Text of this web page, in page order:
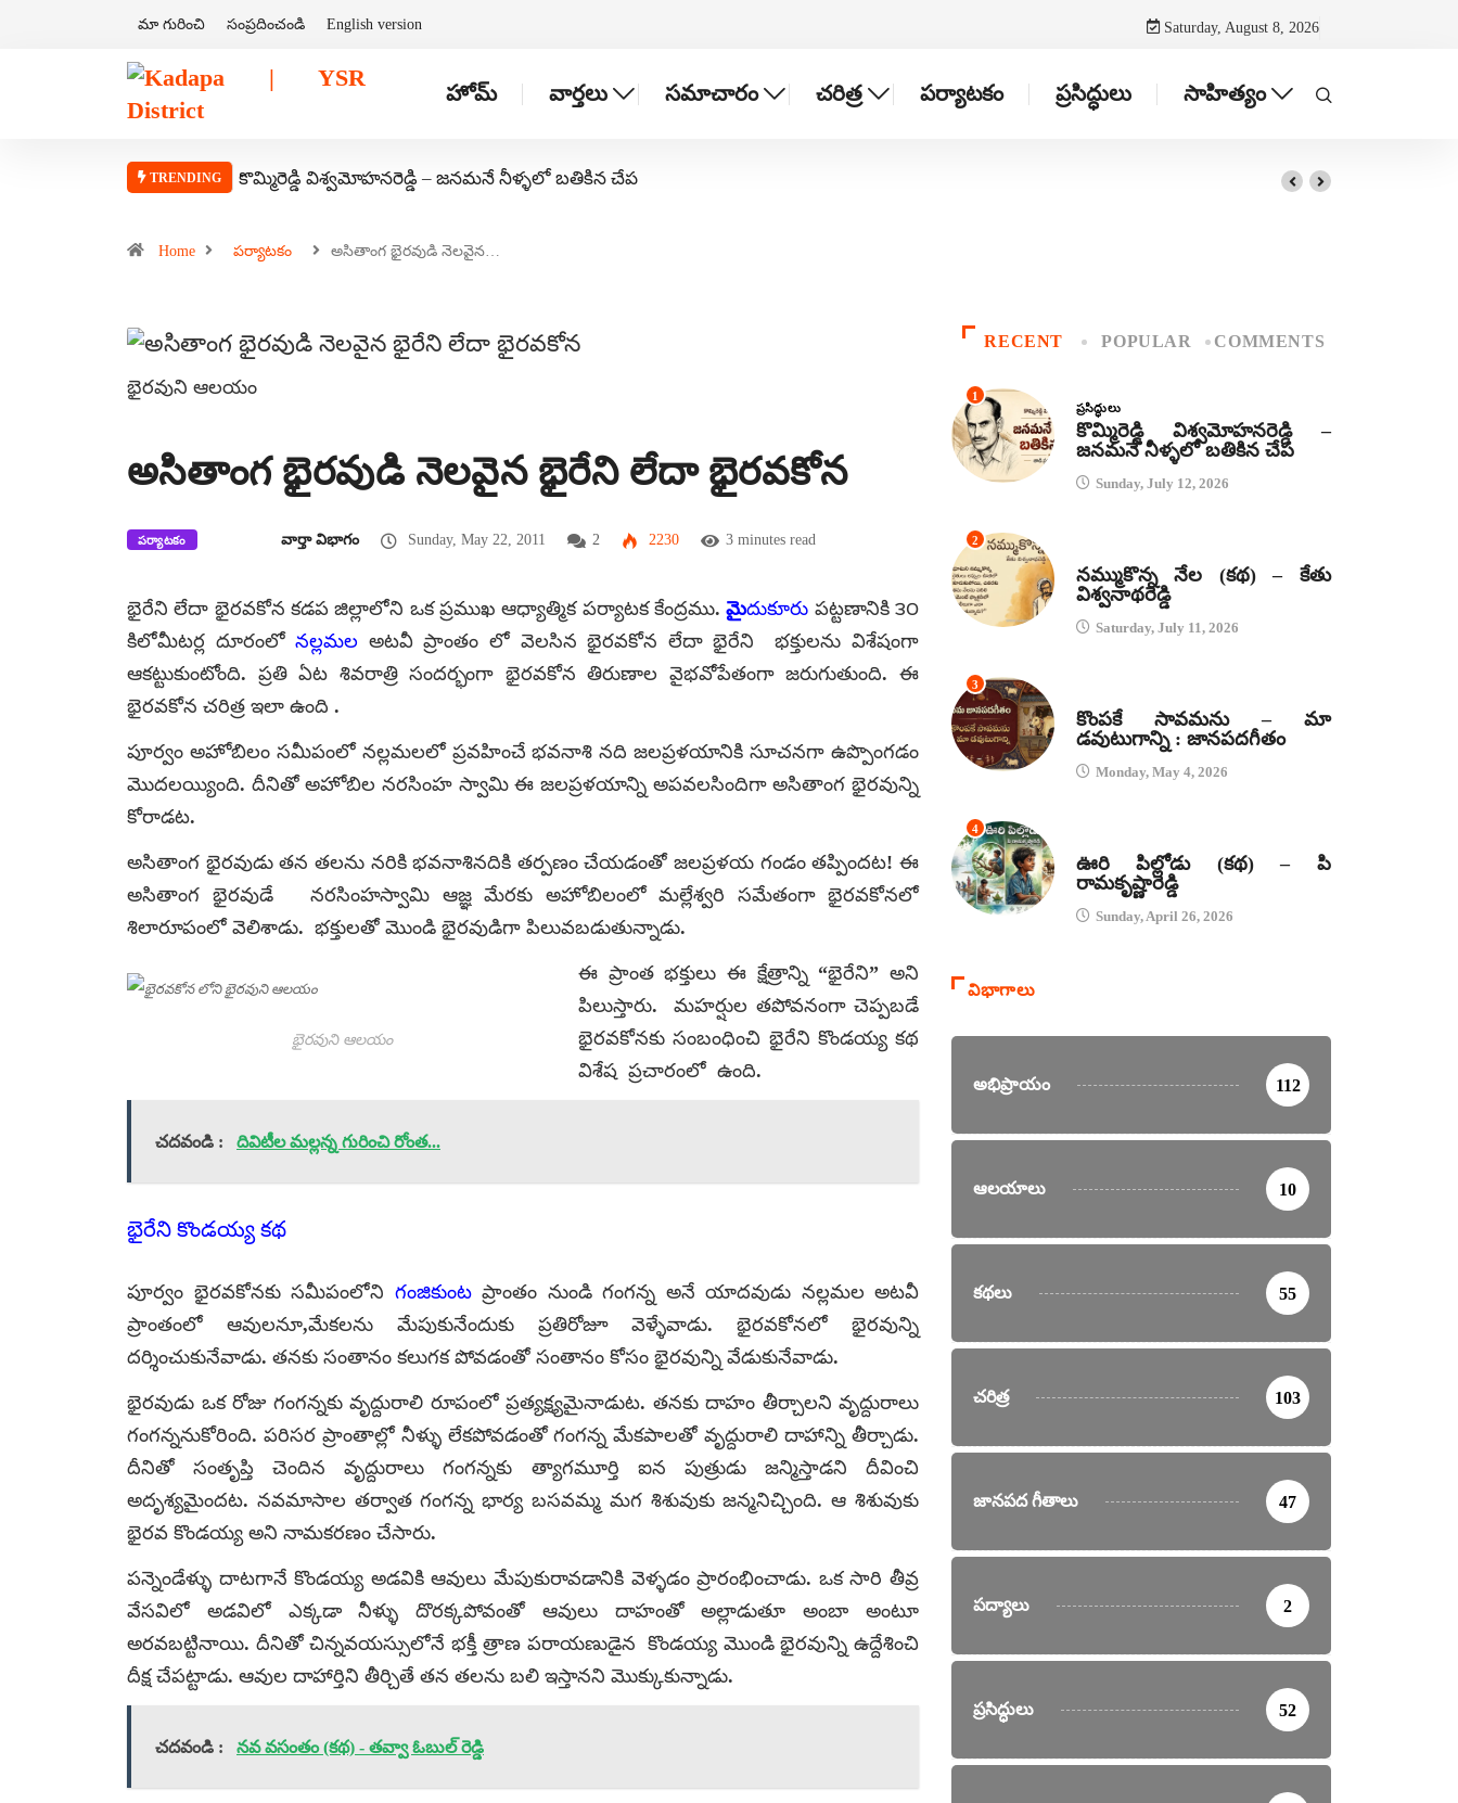
మా గురించి సంప్రదించండి English version Saturday, August 8, 2026
హోమ్ వార్తలు సమాచారం చరిత్ర పర్యాటకం ప్రసిద్ధులు సాహిత్యం
TRENDING కొమ్మిరెడ్డి విశ్వమోహనరెడ్డి – జనమనే నీళ్ళలో బతికిన చేప
Home పర్యాటకం అసితాంగ భైరవుడి నెలవైన…
భైరవుని ఆలయం
అసితాంగ భైరవుడి నెలవైన భైరేని లేదా భైరవకోన
పర్యాటకం వార్తా విభాగం Sunday, May 22, 2011 2 2230 3 minutes read
భైరేని లేదా భైరవకోన కడప జిల్లాలోని ఒక ప్రముఖ ఆధ్యాత్మిక పర్యాటక కేంద్రము.మైదుకూరు పట్టణానికి ౩౦
కిలోమీటర్ల దూరంలోనల్లమల అటవీ ప్రాంతం లో వెలసిన భైరవకోన లేదా భైరేని భక్తులను విశేషంగా
ఆకట్టుకుంటోంది. ప్రతి ఏట శివరాత్రి సందర్భంగా భైరవకోన తిరుణాల వైభవోపేతంగా జరుగుతుంది. ఈ
భైరవకోన చరిత్ర ఇలా ఉంది .
పూర్వం అహోబిలం సమీపంలో నల్లమలలో ప్రవహించే భవనాశి నది జలప్రళయానికి సూచనగా ఉప్పొంగడం
మొదలయ్యింది. దీనితో అహోబిల నరసింహ స్వామి ఈ జలప్రళయాన్ని అపవలసిందిగా అసితాంగ భైరవున్ని
కోరాడట.
అసితాంగ భైరవుడు తన తలను నరికి భవనాశినదికి తర్పణం చేయడంతో జలప్రళయ గండం తప్పిందట! ఈ
అసితాంగ భైరవుడే నరసింహస్వామి ఆజ్ఞ మేరకు అహోబిలంలో మల్లేశ్వరి సమేతంగా భైరవకోనలో
శిలారూపంలో వెలిశాడు. భక్తులతో మొండి భైరవుడిగా పిలువబడుతున్నాడు.
భైరవుని ఆలయం
ఈ ప్రాంత భక్తులు ఈ క్షేత్రాన్ని “భైరేని” అని
పిలుస్తారు. మహర్షుల తపోవనంగా చెప్పబడే
భైరవకోనకు సంబంధించి భైరేని కొండయ్య కథ
విశేష ప్రచారంలో ఉంది.
చదవండి : దివిటీల మల్లన్న గురించి రోంత...
భైరేని కొండయ్య కథ
పూర్వం భైరవకోనకు సమీపంలోని గంజికుంటప్రాంతం నుండి గంగన్న అనే యాదవుడు నల్లమల అటవీ
ప్రాంతంలో ఆవులనూ,మేకలను మేపుకునేందుకు ప్రతిరోజూ వెళ్ళేవాడు. భైరవకోనలో భైరవున్ని
దర్శించుకునేవాడు. తనకు సంతానం కలుగక పోవడంతో సంతానం కోసం భైరవున్ని వేడుకునేవాడు.
భైరవుడు ఒక రోజు గంగన్నకు వృద్దురాలి రూపంలో ప్రత్యక్ష్యమైనాడుట. తనకు దాహం తీర్చాలని వృద్దురాలు
గంగన్ననుకోరింది. పరిసర ప్రాంతాల్లో నీళ్ళు లేకపోవడంతో గంగన్న మేకపాలతో వృద్దురాలి దాహాన్ని తీర్చాడు.
దీనితో సంతృప్తి చెందిన వృద్దురాలు గంగన్నకు త్యాగమూర్తి ఐన పుత్రుడు జన్మిస్తాడని దీవించి
అదృశ్యమైందట. నవమాసాల తర్వాత గంగన్న భార్య బసవమ్మ మగ శిశువుకు జన్మనిచ్చింది. ఆ శిశువుకు
భైరవ కొండయ్య అని నామకరణం చేసారు.
పన్నెండేళ్ళు దాటగానే కొండయ్య అడవికి ఆవులు మేపుకురావడానికి వెళ్ళడం ప్రారంభించాడు. ఒక సారి తీవ్ర
వేసవిలో అడవిలో ఎక్కడా నీళ్ళు దొరక్కపోవంతో ఆవులు దాహంతో అల్లాడుతూ అంబా అంటూ
అరవబట్టినాయి. దీనితో చిన్నవయస్సులోనే భక్తీ త్రాణ పరాయణుడైన కొండయ్య మొండి భైరవున్ని ఉద్దేశించి
దీక్ష చేపట్టాడు. ఆవుల దాహార్తిని తీర్చితే తన తలను బలి ఇస్తానని మొక్కుకున్నాడు.
చదవండి : నవ వసంతం (కథ) - తవ్వా ఓబుల్ రెడ్డి
RECENT POPULAR COMMENTS
1
ప్రసిద్ధులు
కొమ్మిరెడ్డి విశ్వమోహనరెడ్డి –
జనమనే నీళ్ళలో బతికిన చేప
Sunday, July 12, 2026
2
నమ్ముకొన్న నేల (కథ) – కేతు
విశ్వనాథరెడ్డి
Saturday, July 11, 2026
3
కొంపకే సావమను – మా
డవుటుగాన్ని : జానపదగీతం
Monday, May 4, 2026
4
ఊరి పిల్లోడు (కథ) – పి
రామకృష్ణారెడ్డి
Sunday, April 26, 2026
విభాగాలు
అభిప్రాయం 112
ఆలయాలు 10
కథలు 55
చరిత్ర 103
జానపద గీతాలు 47
పద్యాలు 2
ప్రసిద్ధులు 52